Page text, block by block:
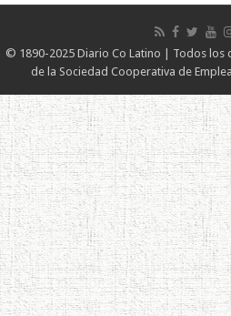
© 1890-2025 Diario Co Latino | Todos los
de la Sociedad Cooperativa de